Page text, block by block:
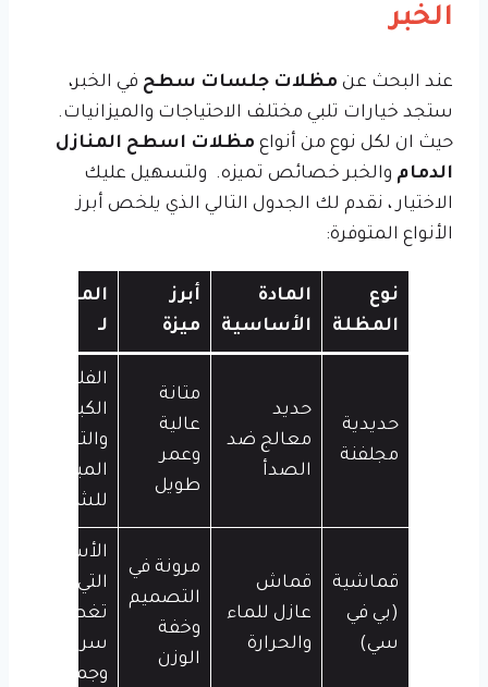
الخبر
عند البحث عن مظلات جلسات سطح في الخبر،
ستجد خيارات تلبي مختلف الاحتياجات والميزانيات.
حيث ان لكل نوع من أنواع مظلات اسطح المنازل
الدمام والخبر خصائص تميزه. ولتسهيل عليك
الاختيار ، نقدم لك الجدول التالي الذي يلخص أبرز
الأنواع المتوفرة:
نوع
المظلة
المادة
الأساسية
أبرز
ميزة
المناسب
لـ
حديدية
مجلفنة
حديد
معالج ضد
الصدأ
متانة
عالية
وعمر
طويل
الفلل
الكبيرة
والتعرض
المباشر
للشمس
قماشية
(بي في
سي)
قماش
عازل للماء
والحرارة
مرونة في
التصميم
وخفة
الوزن
الأسطح
التي تحتاج
تغطية
سريعة
وجمالية